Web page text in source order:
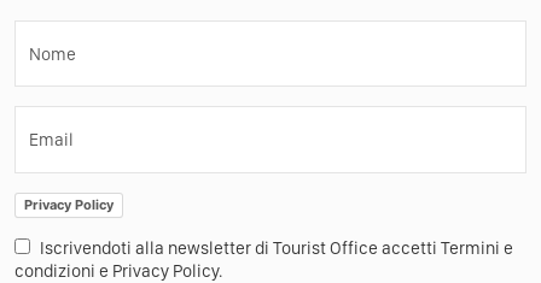
Nome
Email
Privacy Policy
Iscrivendoti alla newsletter di Tourist Office accetti Termini e
condizioni e Privacy Policy.